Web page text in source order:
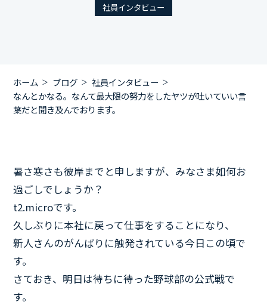
社員インタビュー
ホーム ブログ
社員インタビュー
なんとかなる。なんて最大限の努力をしたヤツが吐いていい言
葉だと聞き及んでおります。
暑さ寒さも彼岸までと申しますが、みなさま如何お
過ごしでしょうか？
t2.microです。
久しぶりに本社に戻って仕事をすることになり、
新人さんのがんばりに触発されている今日この頃で
す。
さておき、明日は待ちに待った野球部の公式戦で
す。